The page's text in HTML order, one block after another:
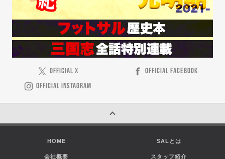
OFFICIAL X
OFFICIAL FACEBOOK
OFFICIAL INSTAGRAM
HOME SALとは
会社概要 スタッフ紹介